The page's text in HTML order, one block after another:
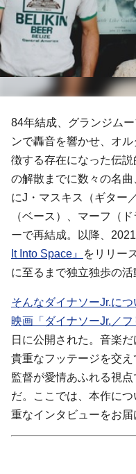
84年結成、グランジム
ンで轟音を響かせ、オ
徴する存在になった伝
の解散までに数々の名
にJ・マスキス（ギター
（ベース）、マーフ（
ーで再結成。以降、
It Into Space』
をリリー
に至るまで独立独歩の活
そんなダイナソーJr.に
映画「ダイナソーJr.／フ
日に公開された。音楽
貴重なフッテージを交
監督が愛情あふれる視
だ。ここでは、本作に
重なインタビューをお